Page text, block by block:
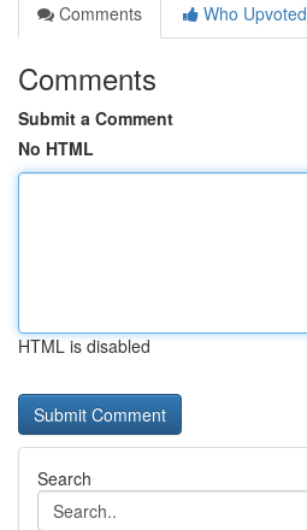
Comments
Who Upvoted
Comments
Submit a Comment
No HTML
HTML is disabled
Search